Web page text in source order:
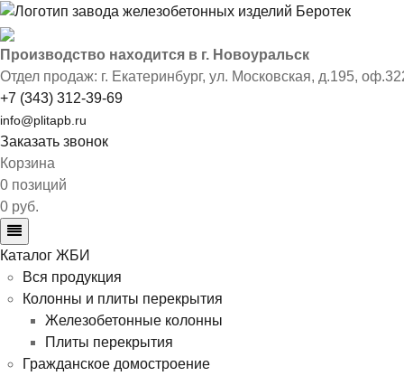
Производство находится в г. Новоуральск
Отдел продаж: г. Екатеринбург, ул. Московская, д.195,
+7 (343) 312-39-69
info@plitapb.ru
Заказать звонок
Корзина
0 позиций
0 руб.
Каталог ЖБИ
Вся продукция
Колонны и плиты перекрытия
Железобетонные колонны
Плиты перекрытия
Гражданское домостроение